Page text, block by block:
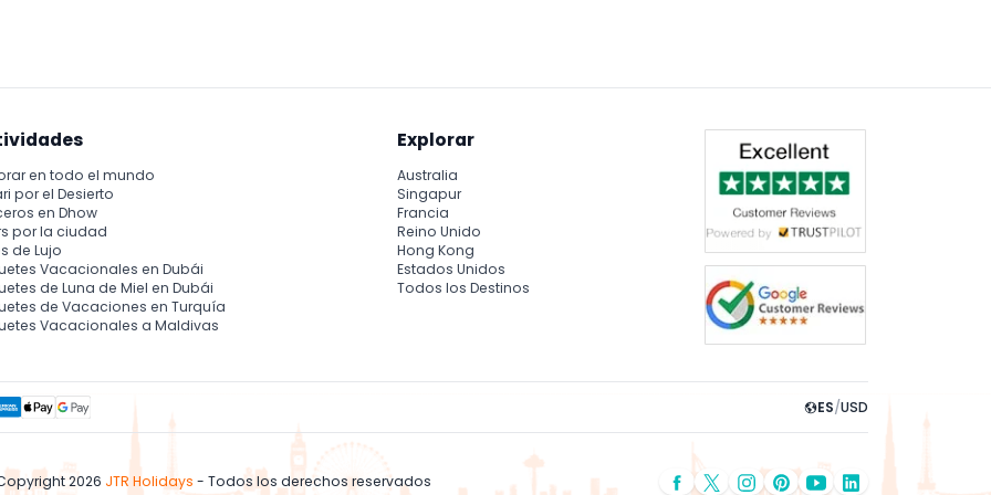
en todo el mundo
por el Desierto
en Dhow
por la ciudad
de Lujo
Vacacionales en Dubái
de Luna de Miel en Dubái
de Vacaciones en Turquía
Vacacionales a Maldivas
Explorar
Australia
Singapur
Francia
Reino Unido
Hong Kong
Estados Unidos
Todos los Destinos
ES/USD
2026 JTR Holidays - Todos los derechos reservados